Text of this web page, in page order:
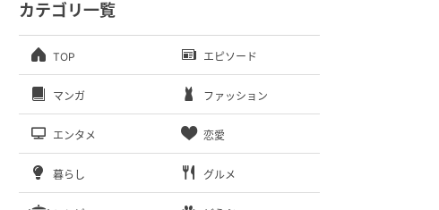
カテゴリ一覧
TOP エピソード
マンガ ファッション
エンタメ 恋愛
暮らし グルメ